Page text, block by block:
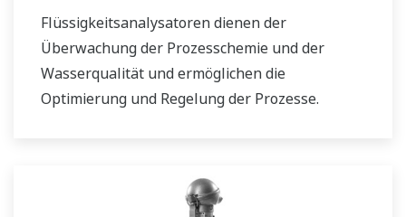
Flüssigkeitsanalysatoren dienen der
Überwachung der Prozesschemie und der
Wasserqualität und ermöglichen die
Optimierung und Regelung der Prozesse.